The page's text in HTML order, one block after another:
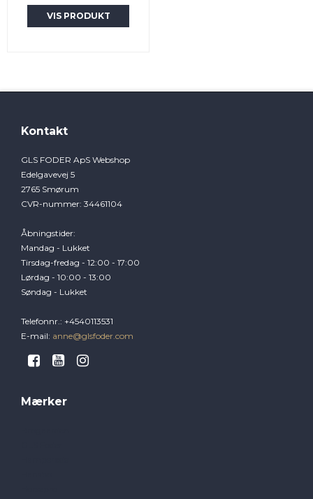
VIS PRODUKT
Kontakt
GLS FODER ApS Webshop
Edelgavevej 5
2765 Smørum
CVR-nummer: 34461104
Åbningstider:
Mandag - Lukket
Tirsdag-fredag - 12:00 - 17:00
Lørdag - 10:00 - 13:00
Søndag - Lukket
Telefonnr.: +4540113531
E-mail: anne@glsfoder.com
Mærker